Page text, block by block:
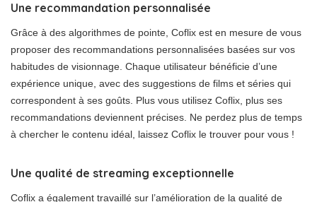
Une recommandation personnalisée
Grâce à des algorithmes de pointe, Coflix est en mesure de vous
proposer des recommandations personnalisées basées sur vos
habitudes de visionnage. Chaque utilisateur bénéficie d’une
expérience unique, avec des suggestions de films et séries qui
correspondent à ses goûts. Plus vous utilisez Coflix, plus ses
recommandations deviennent précises. Ne perdez plus de temps
à chercher le contenu idéal, laissez Coflix le trouver pour vous !
Une qualité de streaming exceptionnelle
Coflix a également travaillé sur l’amélioration de la qualité de